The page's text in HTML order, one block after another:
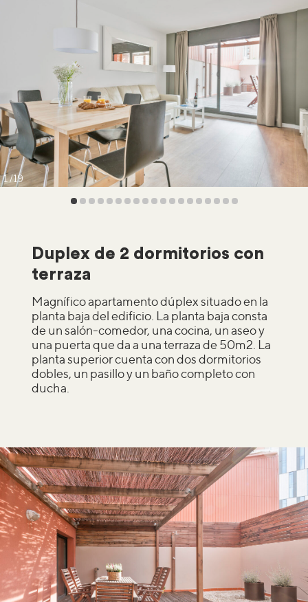
1 19
Duplex de 2 dormitorios con
terraza
Magnífico apartamento dúplex situado en la
planta baja del edificio. La planta baja consta
de un salón-comedor, una cocina, un aseo y
una puerta que da a una terraza de 50m2. La
planta superior cuenta con dos dormitorios
dobles, un pasillo y un baño completo con
ducha.